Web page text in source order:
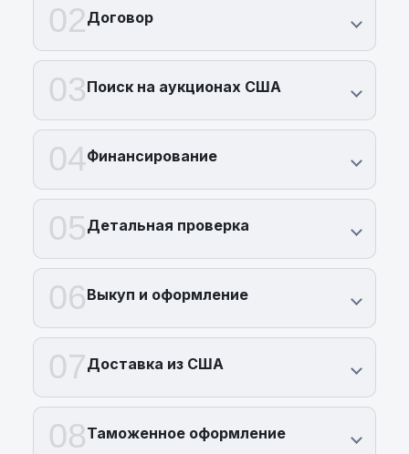
02Договор
03Поиск на аукционах США
04Финансирование
05Детальная проверка
06Выкуп и оформление
07Доставка из США
08Таможенное оформление